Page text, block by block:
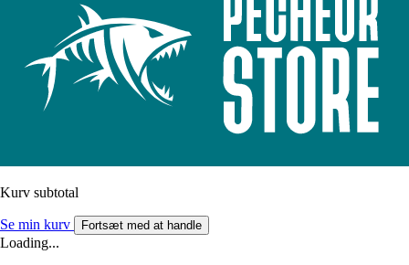
Kurv subtotal
Se min kurv Fortsæt med at handle
Loading...